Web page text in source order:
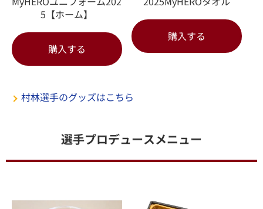
5【ホーム】
購入する
購入する
村林選手のグッズはこちら
選手プロデュースメニュー